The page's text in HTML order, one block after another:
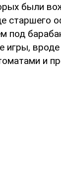
были
старшего
под
игры,
и